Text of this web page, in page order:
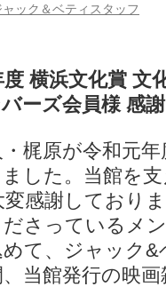
ャック＆ベティスタッフ
横浜文化賞 文
ーズ会員様 感
梶原が令和元
した。当館を
感謝しており
さっているメ
て、ジャック&
当館発行の映